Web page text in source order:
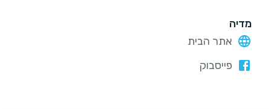
מדיה
אתר הבית
פייסבוק